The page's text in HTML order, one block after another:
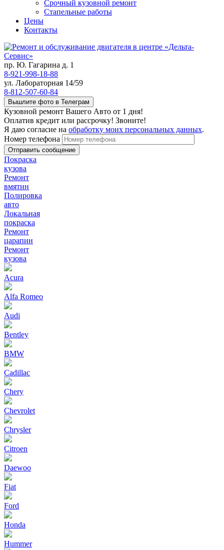
Срочный кузовной ремонт
Стапельные работы
Цены
Контакты
пр. Ю. Гагарина д. 1
8-921-998-18-88
ул. Лабораторная 14/59
8-812-507-60-84
Вышлите фото в Телеграм
Кузовной ремонт Вашего Авто от 1 дня!
Оплатив кредит или рассрочку! Звоните!
Я даю согласие на обработку моих персональных данных.
Номер телефона
Покраска
кузова
Ремонт
вмятин
Полировка
авто
Локальная
покраска
Ремонт
царапин
Ремонт
кузова
Acura
Alfa Romeo
Audi
Bentley
BMW
Cadillac
Chery
Chevrolet
Chrysler
Citroen
Daewoo
Fiat
Ford
Honda
Hummer